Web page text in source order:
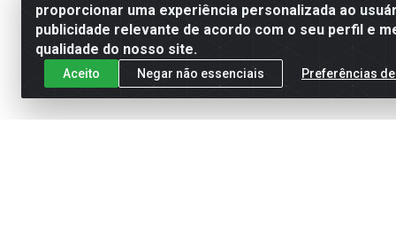
proporcionar uma experiência personalizada ao
publicidade relevante de acordo com o seu perfil e
qualidade do nosso site.
Aceito Negar não essenciais Preferências